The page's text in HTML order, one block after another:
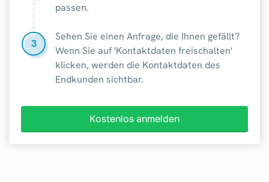
passen.
3
Sehen Sie einen Anfrage, die Ihnen gefällt?
Wenn Sie auf 'Kontaktdaten freischalten'
klicken, werden die Kontaktdaten des
Endkunden sichtbar.
Kostenlos anmelden